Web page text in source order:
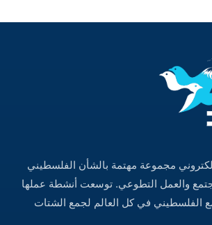
مجموعة مهتمة بالشأن الفلسطيني
والعمل التطوعي. توسعت أنشطة عملها
الفلسطيني في كل العالم لجمع الشتات